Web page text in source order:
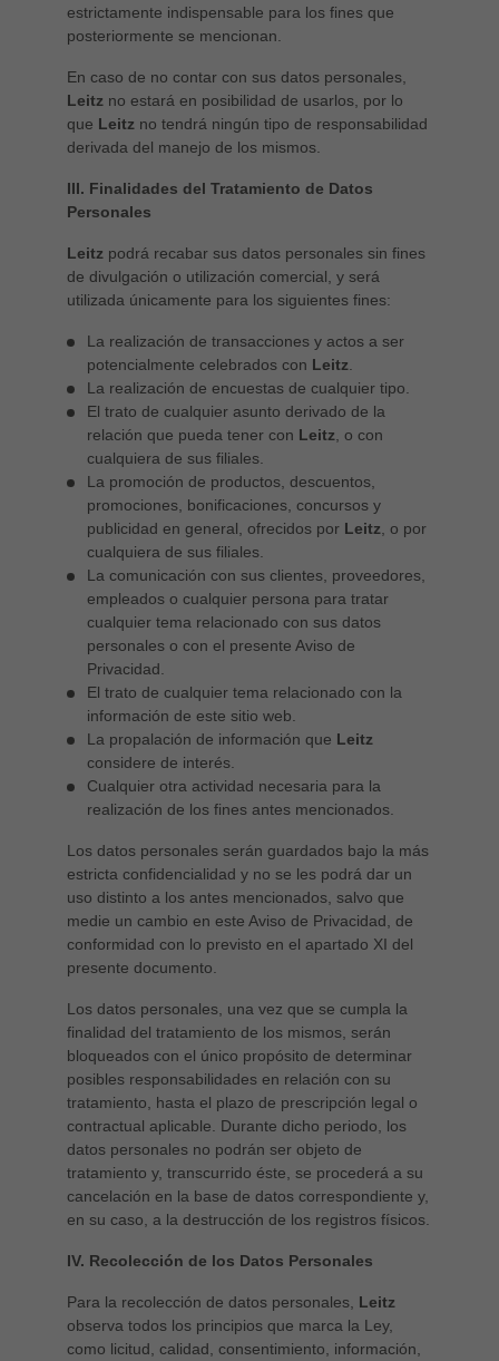
estrictamente indispensable para los fines que
posteriormente se mencionan.
En caso de no contar con sus datos personales,
Leitz no estará en posibilidad de usarlos, por lo
que Leitz no tendrá ningún tipo de responsabilidad
derivada del manejo de los mismos.
III. Finalidades del Tratamiento de Datos
Personales
Leitz podrá recabar sus datos personales sin fines
de divulgación o utilización comercial, y será
utilizada únicamente para los siguientes fines:
La realización de transacciones y actos a ser
potencialmente celebrados con Leitz
La realización de encuestas de cualquier tipo.
El trato de cualquier asunto derivado de la
relación que pueda tener con Leitz , o con
cualquiera de sus filiales.
La promoción de productos, descuentos,
promociones, bonificaciones, concursos y
publicidad en general, ofrecidos por Leitz , o por
cualquiera de sus filiales.
La comunicación con sus clientes, proveedores,
empleados o cualquier persona para tratar
cualquier tema relacionado con sus datos
personales o con el presente Aviso de
Privacidad.
El trato de cualquier tema relacionado con la
información de este sitio web.
La propalación de información que Leitz
considere de interés.
Cualquier otra actividad necesaria para la
realización de los fines antes mencionados.
Los datos personales serán guardados bajo la más
estricta confidencialidad y no se les podrá dar un
uso distinto a los antes mencionados, salvo que
medie un cambio en este Aviso de Privacidad, de
conformidad con lo previsto en el apartado XI del
presente documento.
Los datos personales, una vez que se cumpla la
finalidad del tratamiento de los mismos, serán
bloqueados con el único propósito de determinar
posibles responsabilidades en relación con su
tratamiento, hasta el plazo de prescripción legal o
contractual aplicable. Durante dicho periodo, los
datos personales no podrán ser objeto de
tratamiento y, transcurrido éste, se procederá a su
cancelación en la base de datos correspondiente y,
en su caso, a la destrucción de los registros físicos.
IV. Recolección de los Datos Personales
Para la recolección de datos personales, Leitz
observa todos los principios que marca la Ley,
como licitud, calidad, consentimiento, información,